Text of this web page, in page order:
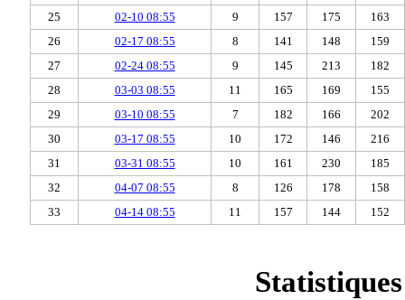
25
02-10 08:55 9 157 175
163
26
02-17 08:55 8 141 148
159
27
02-24 08:55 9 145 213
182
28
03-03 08:55 11 165 169
155
29
03-10 08:55 7 182 166
202
30
03-17 08:55 10 172 146
216
31
03-31 08:55 10 161 230
185
32
04-07 08:55 8 126 178
158
33
04-14 08:55 11 157 144 152